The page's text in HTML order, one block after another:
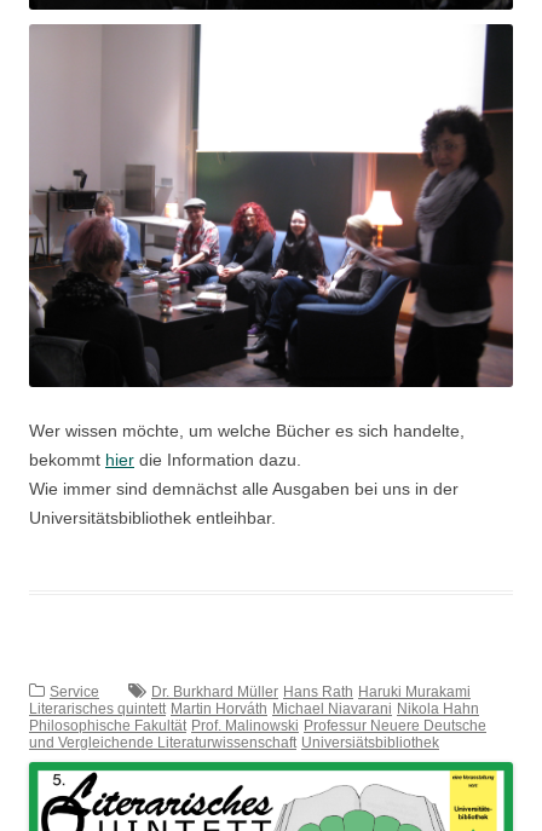
Wer wissen möchte, um welche Bücher es sich handelte,
bekommt hier die Information dazu.
Wie immer sind demnächst alle Ausgaben bei uns in der
Universitätsbibliothek entleihbar.
Service Dr. Burkhard Müller Hans Rath Haruki Murakami
Literarisches quintett Martin Horváth Michael Niavarani Nikola Hahn
Philosophische Fakultät Prof. Malinowski Professur Neuere Deutsche
und Vergleichende Literaturwissenschaft Universiätsbibliothek